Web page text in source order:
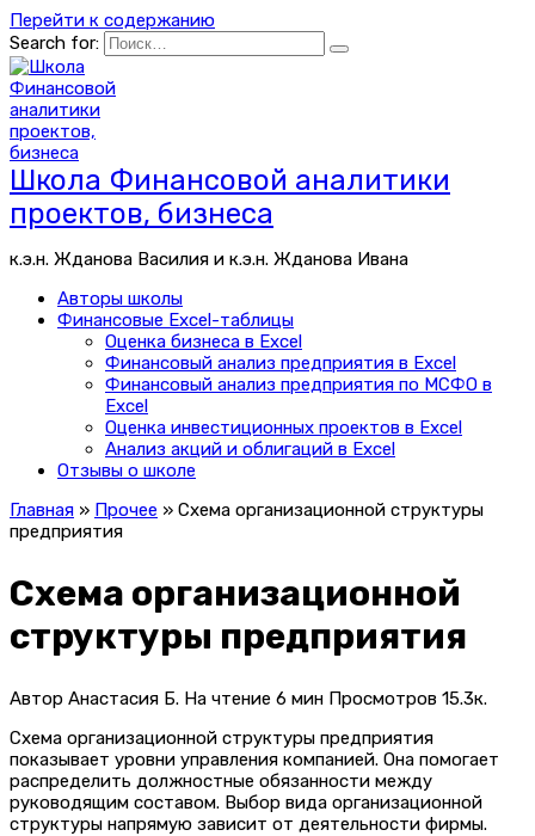
Перейти к содержанию
Search for:
Школа Финансовой аналитики
проектов, бизнеса
к.э.н. Жданова Василия и к.э.н. Жданова Ивана
Авторы школы
Финансовые Excel-таблицы
Оценка бизнеса в Excel
Финансовый анализ предприятия в Excel
Финансовый анализ предприятия по МСФО в
Excel
Оценка инвестиционных проектов в Excel
Анализ акций и облигаций в Excel
Отзывы о школе
Главная » Прочее » Схема организационной структуры
предприятия
Схема организационной
структуры предприятия
Автор Анастасия Б. На чтение 6 мин Просмотров 15.3к.
Схема организационной структуры предприятия
показывает уровни управления компанией. Она помогает
распределить должностные обязанности между
руководящим составом. Выбор вида организационной
структуры напрямую зависит от деятельности фирмы.